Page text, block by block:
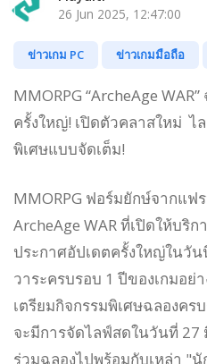
26 Jun 2025, 12:47:00
ข่าวเกม PC ข่าวเกมมือถือ
MMORPG “ArcheAge
ครั้งใหญ่! เปิดตัวคลาสใหม่ ไ
พิเศษแบบจัดเต็ม!
MMORPG ฟอร์มยักษ์จากแฟ
ArcheAge WAR ที่เปิดให้บริ
ประกาศอัปเดตครั้งใหญ่ในวัน
วาระครบรอบ 1 ปีของเกมอย่
เตรียมกิจกรรมพิเศษฉลองคร
จะมีการจัดไลฟ์สดในวันที่ 27
ร่วมฉลองไปพร้อมกับเหล่า "